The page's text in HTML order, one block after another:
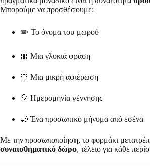
Μπορούμε να προσθέσουμε:
✏️ Το όνομα του μωρού
🎀 Μια γλυκιά φράση
💛 Μια μικρή αφιέρωση
🎈 Ημερομηνία γέννησης
🌙 Ένα προσωπικό μήνυμα από εσένα
Με την προσωποποίηση, το φορμάκι
συναισθηματικό δώρο, τέλειο για κάθε